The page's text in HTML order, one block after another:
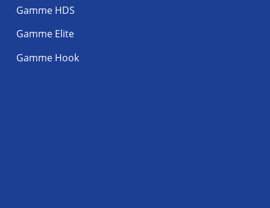
Gamme HDS
Gamme Elite
Gamme Hook